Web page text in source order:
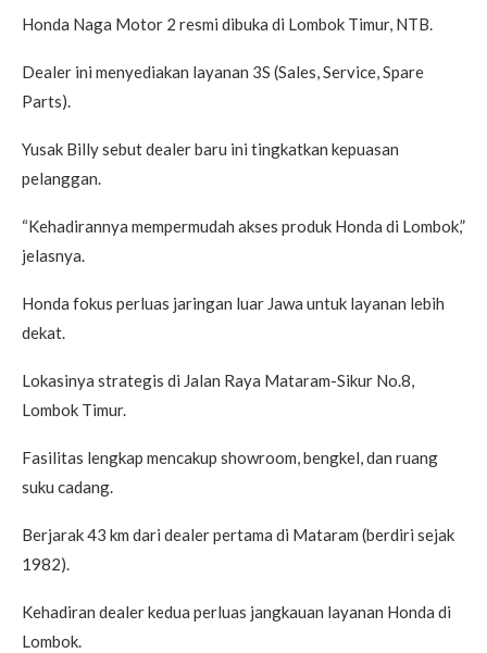
Honda Naga Motor 2 resmi dibuka di Lombok Timur, NTB.
Dealer ini menyediakan layanan 3S (Sales, Service, Spare
Parts).
Yusak Billy sebut dealer baru ini tingkatkan kepuasan
pelanggan.
“Kehadirannya mempermudah akses produk Honda di Lombok,”
jelasnya.
Honda fokus perluas jaringan luar Jawa untuk layanan lebih
dekat.
Lokasinya strategis di Jalan Raya Mataram-Sikur No.8,
Lombok Timur.
Fasilitas lengkap mencakup showroom, bengkel, dan ruang
suku cadang.
Berjarak 43 km dari dealer pertama di Mataram (berdiri sejak
1982).
Kehadiran dealer kedua perluas jangkauan layanan Honda di
Lombok.